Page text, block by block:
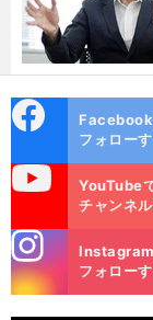
ok
フォロー
YouTube
チャンネ
m
フォロー